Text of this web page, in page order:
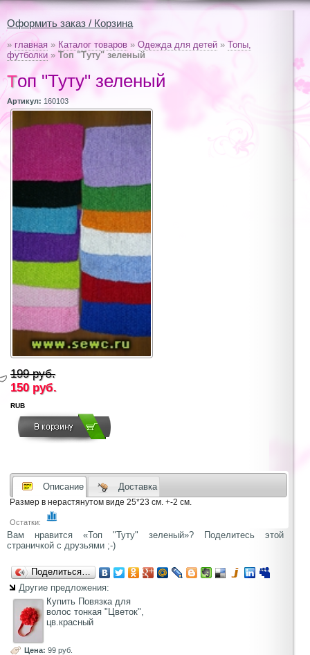
Оформить заказ / Корзина
» главная » Каталог товаров » Одежда для детей » Топы,
футболки » Топ "Туту" зеленый
Топ "Туту" зеленый
Артикул: 160103
199 руб.
150 руб.
RUB
Описание Доставка
Размер в нерастянутом виде 25*23 см. +-2 см.
Остатки:
Вам нравится «Топ "Туту" зеленый»? Поделитесь этой
страничкой с друзьями ;-)
Поделиться…
Другие предложения:
Купить Повязка для
волос тонкая "Цветок",
цв.красный
Цена: 99 руб.